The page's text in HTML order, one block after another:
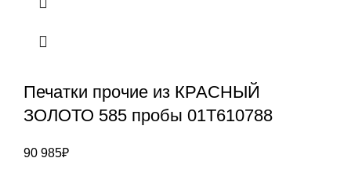
Печатки прочие из КРАСНЫЙ
ЗОЛОТО 585 пробы 01Т610788
90 985₽